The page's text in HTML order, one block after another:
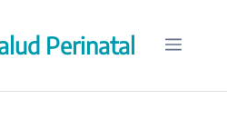
Perinatal Menú